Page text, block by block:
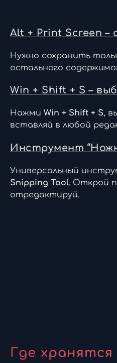
Alt + Print Screen –
Нужно сохранить
остального
Win + Shift + S –
Нажми Win + Shift + S,
вставляй в любой
Инструмент
Универсальный
Snipping Tool. Открой
отредактируй.
Где хранятся